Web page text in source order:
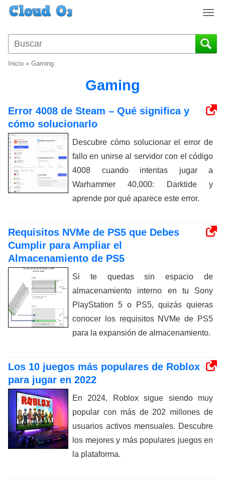
T
g
g
i
t
i
o
Inicio » Gaming
Gaming
Error 4008 de Steam – Qué significa y
cómo solucionarlo
Descubre cómo solucionar el error de
fallo en unirse al servidor con el código
4008 cuando intentas jugar a
Warhammer 40,000: Darktide y
aprende por qué aparece este error.
Requisitos NVMe de PS5 que Debes
Cumplir para Ampliar el
Almacenamiento de PS5
Si te quedas sin espacio de
almacenamiento interno en tu Sony
PlayStation 5 o PS5, quizás quieras
conocer los requisitos NVMe de PS5
para la expansión de almacenamiento.
Los 10 juegos más populares de Roblox
para jugar en 2022
En 2024, Roblox sigue siendo muy
popular con más de 202 millones de
usuarios activos mensuales. Descubre
los mejores y más populares juegos en
la plataforma.